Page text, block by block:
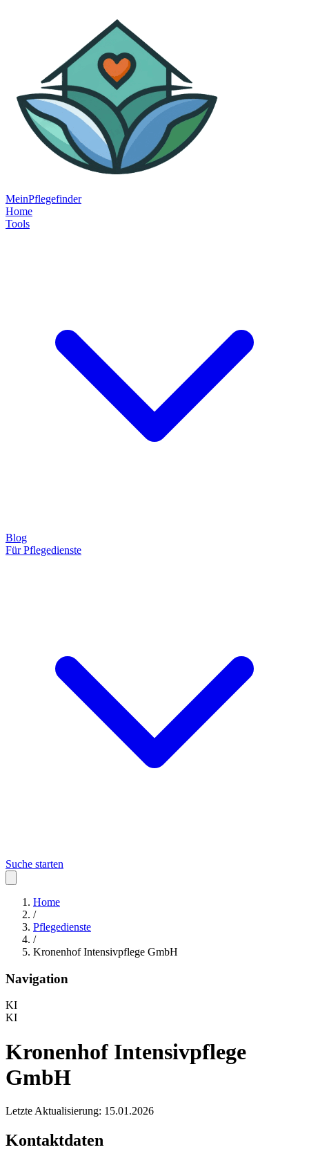
MeinPflegefinder
Home
Tools
Blog
Für Pflegedienste
Suche starten
Home
/
Pflegedienste
/
Kronenhof Intensivpflege GmbH
Navigation
KI
KI
Kronenhof Intensivpflege
GmbH
Letzte Aktualisierung: 15.01.2026
Kontaktdaten